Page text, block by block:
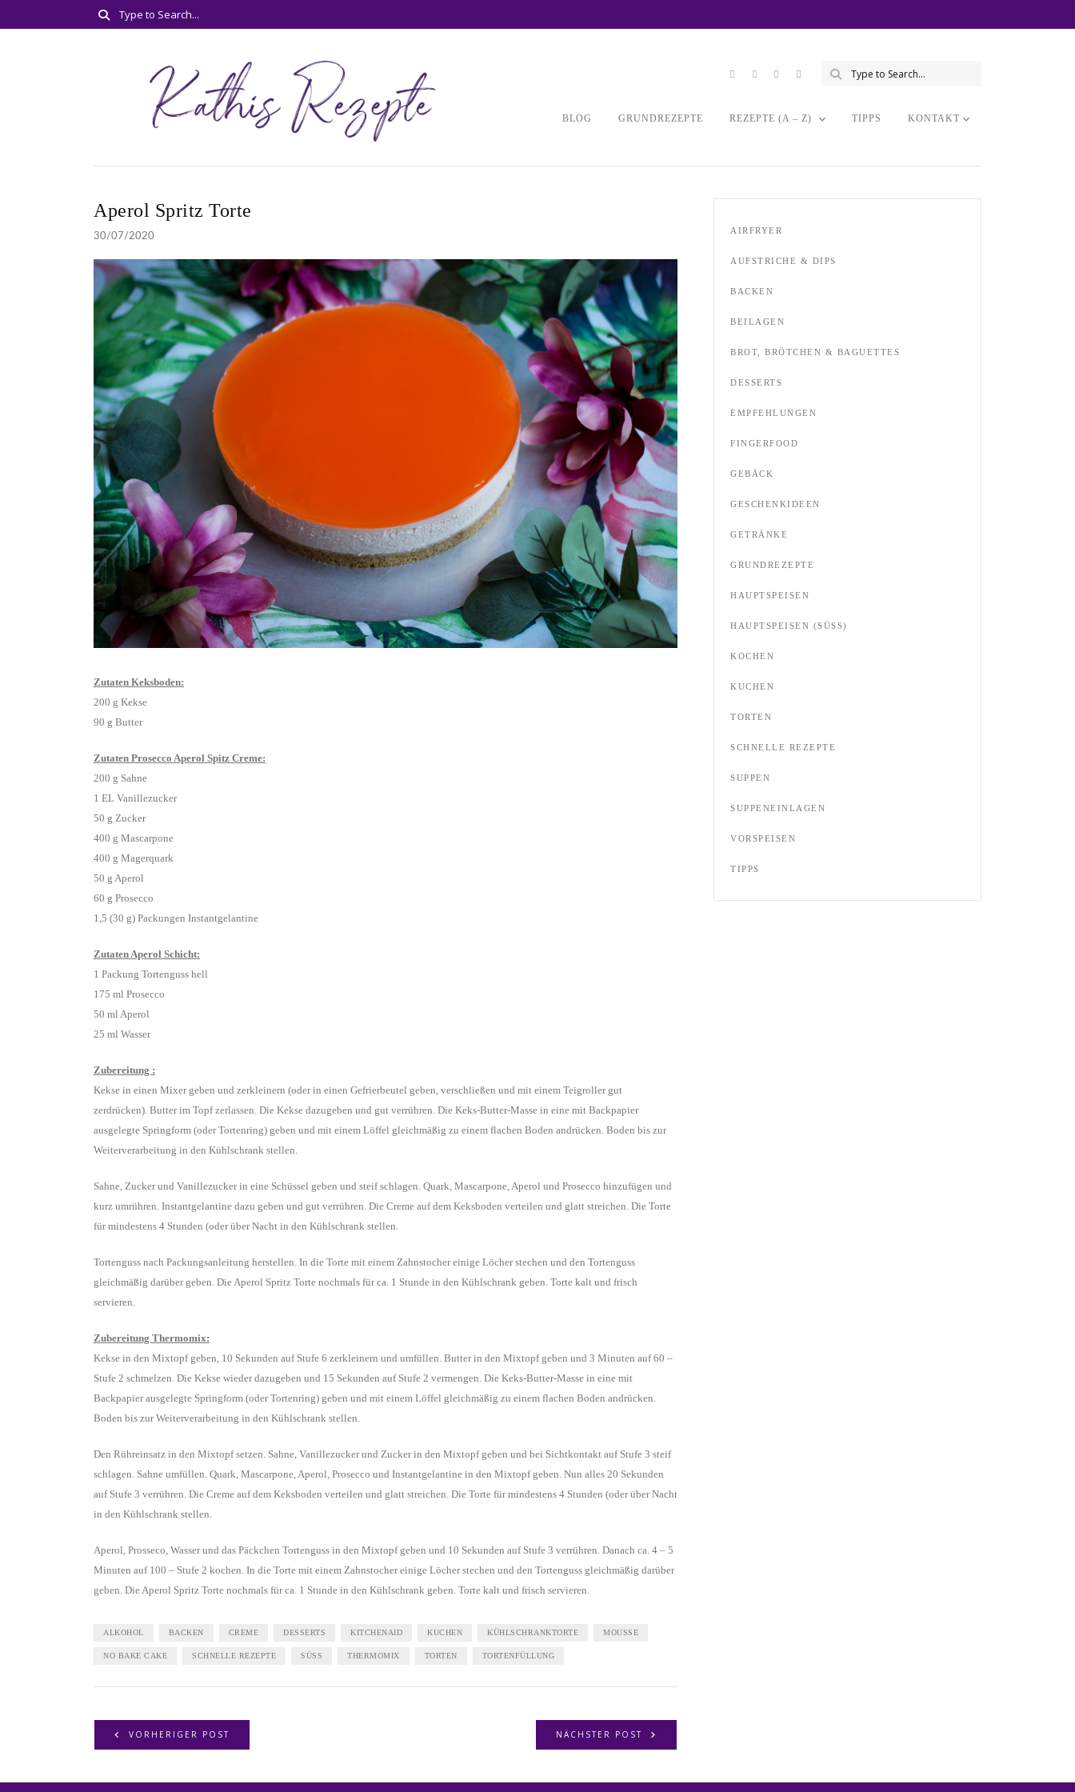
BLOG GRUNDREZEPTE REZEPTE (A – Z) TIPPS KONTAKT
Aperol Spritz Torte
30/07/2020
Zutaten Keksboden:
200 g Kekse
90 g Butter
Zutaten Prosecco Aperol Spitz Creme:
200 g Sahne
1 EL Vanillezucker
50 g Zucker
400 g Mascarpone
400 g Magerquark
50 g Aperol
60 g Prosecco
1,5 (30 g) Packungen Instantgelantine
Zutaten Aperol Schicht:
1 Packung Tortenguss hell
175 ml Prosecco
50 ml Aperol
25 ml Wasser
Zubereitung :
Kekse in einen Mixer geben und zerkleinern (oder in einen Gefrierbeutel geben, verschließen und mit einem Teigroller gut
zerdrücken). Butter im Topf zerlassen. Die Kekse dazugeben und gut verrühren. Die Keks-Butter-Masse in eine mit Backpapier
ausgelegte Springform (oder Tortenring) geben und mit einem Löffel gleichmäßig zu einem flachen Boden andrücken. Boden bis zur
Weiterverarbeitung in den Kühlschrank stellen.
Sahne, Zucker und Vanillezucker in eine Schüssel geben und steif schlagen. Quark, Mascarpone, Aperol und Prosecco hinzufügen und
kurz umrühren. Instantgelantine dazu geben und gut verrühren. Die Creme auf dem Keksboden verteilen und glatt streichen. Die Torte
für mindestens 4 Stunden (oder über Nacht in den Kühlschrank stellen.
Tortenguss nach Packungsanleitung herstellen. In die Torte mit einem Zahnstocher einige Löcher stechen und den Tortenguss
gleichmäßig darüber geben. Die Aperol Spritz Torte nochmals für ca. 1 Stunde in den Kühlschrank geben. Torte kalt und frisch
servieren.
Zubereitung Thermomix:
Kekse in den Mixtopf geben, 10 Sekunden auf Stufe 6 zerkleinern und umfüllen. Butter in den Mixtopf geben und 3 Minuten auf 60 –
Stufe 2 schmelzen. Die Kekse wieder dazugeben und 15 Sekunden auf Stufe 2 vermengen. Die Keks-Butter-Masse in eine mit
Backpapier ausgelegte Springform (oder Tortenring) geben und mit einem Löffel gleichmäßig zu einem flachen Boden andrücken.
Boden bis zur Weiterverarbeitung in den Kühlschrank stellen.
Den Rühreinsatz in den Mixtopf setzen. Sahne, Vanillezucker und Zucker in den Mixtopf geben und bei Sichtkontakt auf Stufe 3 steif
schlagen. Sahne umfüllen. Quark, Mascarpone, Aperol, Prosecco und Instantgelantine in den Mixtopf geben. Nun alles 20 Sekunden
auf Stufe 3 verrühren. Die Creme auf dem Keksboden verteilen und glatt streichen. Die Torte für mindestens 4 Stunden (oder über Nacht
in den Kühlschrank stellen.
Aperol, Prosseco, Wasser und das Päckchen Tortenguss in den Mixtopf geben und 10 Sekunden auf Stufe 3 verrühren. Danach ca. 4 – 5
Minuten auf 100 – Stufe 2 kochen. In die Torte mit einem Zahnstocher einige Löcher stechen und den Tortenguss gleichmäßig darüber
geben. Die Aperol Spritz Torte nochmals für ca. 1 Stunde in den Kühlschrank geben. Torte kalt und frisch servieren.
ALKOHOL BACKEN CREME DESSERTS KITCHENAID KUCHEN KÜHLSCHRANKTORTE MOUSSE
NO BAKE CAKE SCHNELLE REZEPTE SÜSS THERMOMIX TORTEN TORTENFÜLLUNG
VORHERIGER POST NÄCHSTER POST
AIRFRYER
AUFSTRICHE & DIPS
BACKEN
BEILAGEN
BROT, BRÖTCHEN & BAGUETTES
DESSERTS
EMPFEHLUNGEN
FINGERFOOD
GEBÄCK
GESCHENKIDEEN
GETRÄNKE
GRUNDREZEPTE
HAUPTSPEISEN
HAUPTSPEISEN (SÜSS)
KOCHEN
KUCHEN
TORTEN
SCHNELLE REZEPTE
SUPPEN
SUPPENEINLAGEN
VORSPEISEN
TIPPS